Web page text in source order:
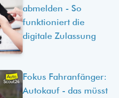
abmelden - So
funktioniert die
digitale Zulassung
Fokus Fahranfänger:
Autokauf - das müsst